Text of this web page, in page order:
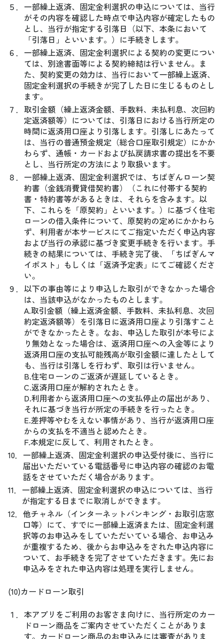
５． 一部繰上返済、固定金利選択の申込については、当行
がその内容を確認した時点で申込内容が確定したもの
とし、当行が指定する引落日（以下、本条において
「引落日」といいます。）に手続きします。
６． 一部繰上返済、固定金利選択による契約の変更につい
ては、別途書面等による契約締結は行いません。ま
た、契約変更の効力は、当行において一部繰上返済、
固定金利選択の手続きが完了した日に生じるものとし
ます。
７． 取引金額（繰上返済金額、手数料、未払利息、次回約
定返済額等）については、引落日における当行所定の
時間に返済用口座より引落します。引落しにあたって
は、当行の普通預金規定（総合口座取引規定）にかか
わらず、通帳・カードおよび払戻請求書の提出を不要
とし、当行所定の方法により取扱います。
８． 一部繰上返済、固定金利選択では、ちばぎんローン契
約書（金銭消費貸借契約書）（これに付帯する契約
書・特約書等があるときは、それらを含みます。以
下、これらを「原契約」といいます。）に基づく住宅
ローンの借入条件について、原契約の定めにかかわら
ず、利用者が本サービスにてご指定いただく申込内容
および当行の承認に基づき変更手続きを行います。手
続きの結果については、手続き完了後、「ちばぎんマ
イポスト」もしくは「返済予定表」にてご確認くださ
い。
９． 以下の事由等により申込した取引ができなかった場合
は、当該申込がなかったものとします。
A.取引金額（繰上返済金額、手数料、未払利息、次回
約定返済額等）を引落日に返済用口座より引落すこと
ができなかったとき。なお、申込した取引が本号によ
り無効となった場合は、返済用口座への入金等により
返済用口座の支払可能残高が取引金額に達したとして
も、当行は引落しを行わず、取引は行いません。
B.住宅ローンのご返済が遅延しているとき。
C.返済用口座が解約されたとき。
D.利用者から返済用口座への支払停止の届出があり、
それに基づき当行が所定の手続きを行ったとき。
E.差押等やむをえない事情があり、当行が返済用口座
からの支払を不適当と認めたとき。
F.本規定に反して、利用されたとき。
10． 一部繰上返済、固定金利選択の申込受付後に、当行に
届出いただいている電話番号に申込内容の確認のお電
話をさせていただく場合があります。
11． 一部繰上返済、固定金利選択の申込については、当行
が指定する日までに取消しができます。
12． 他チャネル（インターネットバンキング・お取引店窓
口等）にて、すでに一部繰上返済または、固定金利選
択等のお申込みをしていただいている場合、お申込み
が重複するため、後からお申込みをされた申込内容に
ついて、お手続きを完了させていただきます。先にお
申込みをされた申込内容は処理を実行しません。
(10)カードローン取引
１． 本アプリをご利用のお客さま向けに、当行所定のカー
ドローン商品をご案内させていただくことがありま
す。カードローン商品のお申込みには審査がありま